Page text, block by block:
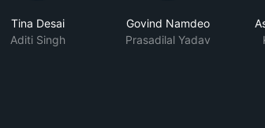
Tina Desai
Aditi Singh
Govind Namdeo
Prasadilal Yadav